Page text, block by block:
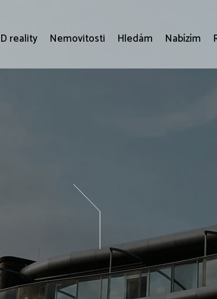
reality Nemovitosti Hledám Nabízím